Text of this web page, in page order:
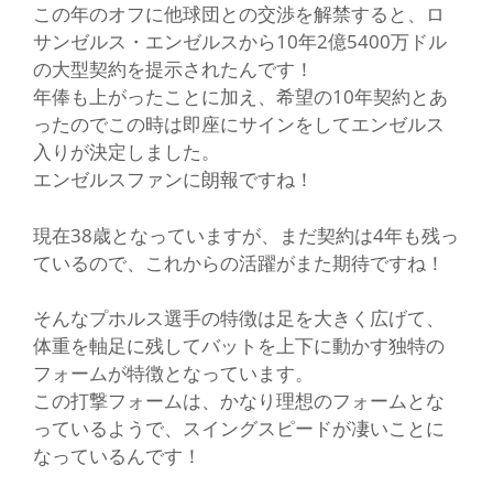
この年のオフに他球団との交渉を解禁すると、ロ
サンゼルス・エンゼルスから10年2億5400万ドル
の大型契約を提示されたんです！
年俸も上がったことに加え、希望の10年契約とあ
ったのでこの時は即座にサインをしてエンゼルス
入りが決定しました。
エンゼルスファンに朗報ですね！
現在38歳となっていますが、まだ契約は4年も残っ
ているので、これからの活躍がまた期待ですね！
そんなプホルス選手の特徴は足を大きく広げて、
体重を軸足に残してバットを上下に動かす独特の
フォームが特徴となっています。
この打撃フォームは、かなり理想のフォームとな
っているようで、スイングスピードが凄いことに
なっているんです！